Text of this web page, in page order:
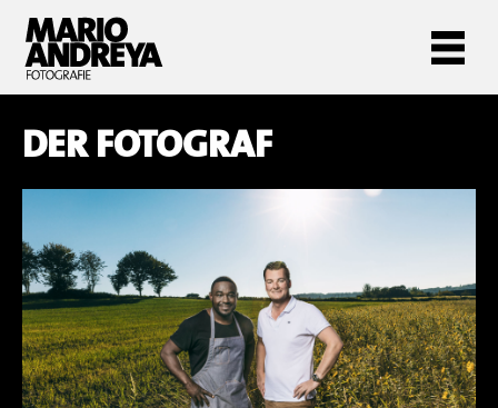
DER FOTOGRAF